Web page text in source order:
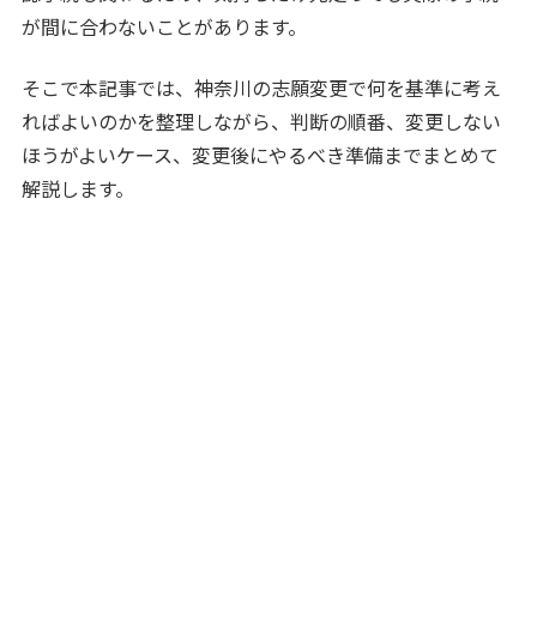
が間に合わないことがあります。
そこで本記事では、神奈川の志願変更で何を基準に考え
ればよいのかを整理しながら、判断の順番、変更しない
ほうがよいケース、変更後にやるべき準備までまとめて
解説します。